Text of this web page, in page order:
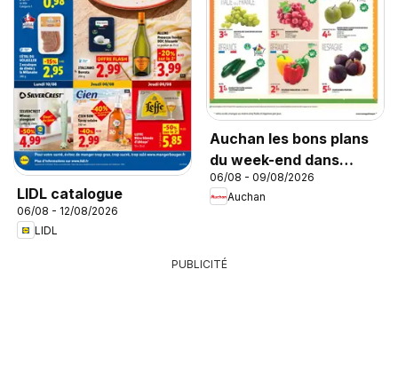
LIDL catalogue
06/08 - 12/08/2026
LIDL
Auchan les bons plans
du week-end dans
votre hyper
06/08 - 09/08/2026
Auchan
PUBLICITÉ